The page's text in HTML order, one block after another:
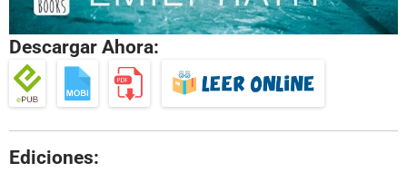
Descargar Ahora:
Ediciones: